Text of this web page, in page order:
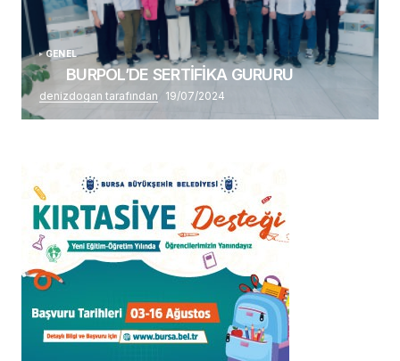
GENEL
BURPOL’DE SERTİFİKA GURURU
denizdogan tarafından 19/07/2024